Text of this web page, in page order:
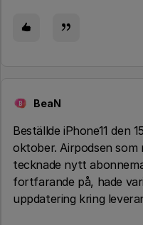
B BeaN
Beställde iPhone11 den
oktober. Airpodsen
tecknade nytt
fortfarande på, hade
uppdatering kring